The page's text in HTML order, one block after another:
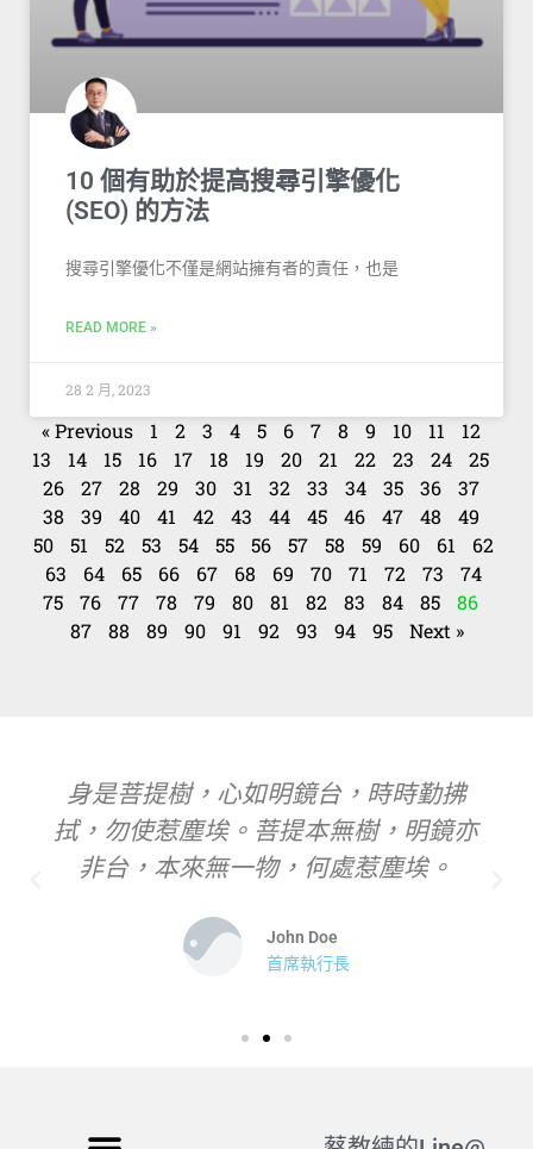
10 個有助於提高搜尋引擎優化
(SEO) 的方法
搜尋引擎優化不僅是網站擁有者的責任，也是
READ MORE »
28 2 月, 2023
« Previous 1 2 3 4 5 6 7 8 9 10 11
12
13
14 15 16 17 18 19 20 21 22 23 24
25
26
27 28 29 30 31 32 33 34 35 36
37
38
39 40 41 42 43 44 45 46 47 48
49
50
51 52 53 54 55 56 57 58 59 60 61
62
63
64 65 66 67 68 69 70 71 72 73
74
75
76 77 78 79 80 81 82 83 84 85
86
87
88 89 90 91 92 93 94 95 Next »
身是菩提樹，心如明鏡台，時時勤拂
拭，勿使惹塵埃。菩提本無樹，明鏡亦
非台，本來無一物，何處惹塵埃。
John Doe
首席執行長